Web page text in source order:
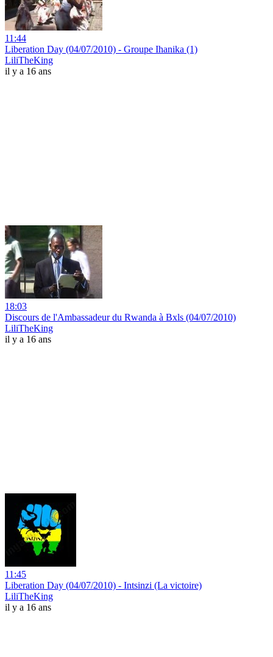
11:44
Liberation Day (04/07/2010) - Groupe Ihanika (1)
LiliTheKing
il y a 16 ans
18:03
Discours de l'Ambassadeur du Rwanda à Bxls (04/07/2010)
LiliTheKing
il y a 16 ans
11:45
Liberation Day (04/07/2010) - Intsinzi (La victoire)
LiliTheKing
il y a 16 ans